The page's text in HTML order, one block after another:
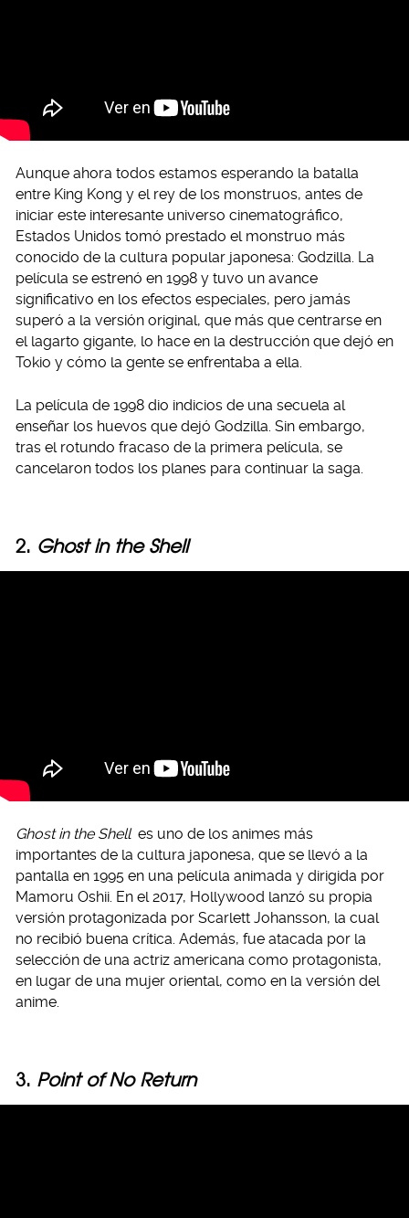
Aunque ahora todos estamos esperando la batalla
entre King Kong y el rey de los monstruos, antes de
iniciar este interesante universo cinematográfico,
Estados Unidos tomó prestado el monstruo más
conocido de la cultura popular japonesa: Godzilla. La
película se estrenó en 1998 y tuvo un avance
significativo en los efectos especiales, pero jamás
superó a la versión original, que más que centrarse en
el lagarto gigante, lo hace en la destrucción que dejó en
Tokio y cómo la gente se enfrentaba a ella.
La película de 1998 dio indicios de una secuela al
enseñar los huevos que dejó Godzilla. Sin embargo,
tras el rotundo fracaso de la primera película, se
cancelaron todos los planes para continuar la saga.
2. Ghost in the Shell
Ghost in the Shell es uno de los animes más
importantes de la cultura japonesa, que se llevó a la
pantalla en 1995 en una película animada y dirigida por
Mamoru Oshii. En el 2017, Hollywood lanzó su propia
versión protagonizada por Scarlett Johansson, la cual
no recibió buena crítica. Además, fue atacada por la
selección de una actriz americana como protagonista,
en lugar de una mujer oriental, como en la versión del
anime.
3. Point of No Return